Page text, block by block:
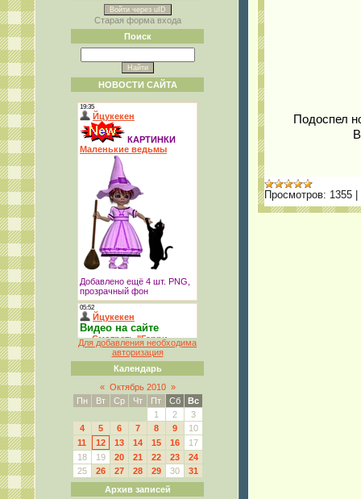
Войти через uID
Старая форма входа
Поиск
НОВОСТИ САЙТА
Для добавления необходима
авторизация
Календарь
« Октябрь 2010 »
Пн
Вт Ср Чт Пт Сб
Вс
1
2
3
4
5 6 7 8 9
10
11
12 13 14 15 16
17
18
19 20 21 22 23
24
25
26 27 28 29 30
31
Архив записей
Подоспел
Просмотров: 1355